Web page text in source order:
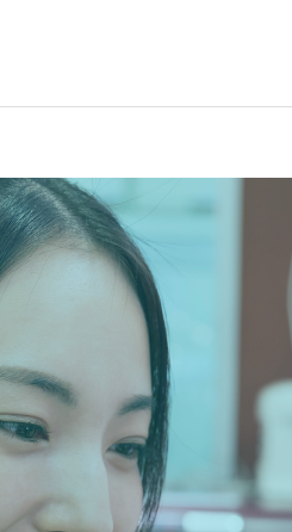
やろうぜ！BBQ
COMPANY
大府店・東海店 営業再
のお知らせ